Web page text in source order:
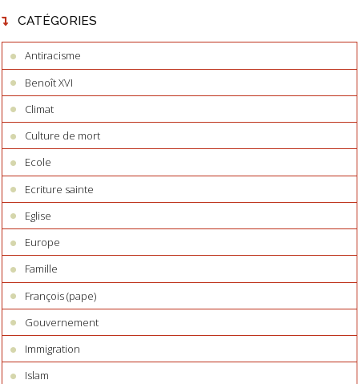
CATÉGORIES
Antiracisme
Benoît XVI
Climat
Culture de mort
Ecole
Ecriture sainte
Eglise
Europe
Famille
François (pape)
Gouvernement
Immigration
Islam